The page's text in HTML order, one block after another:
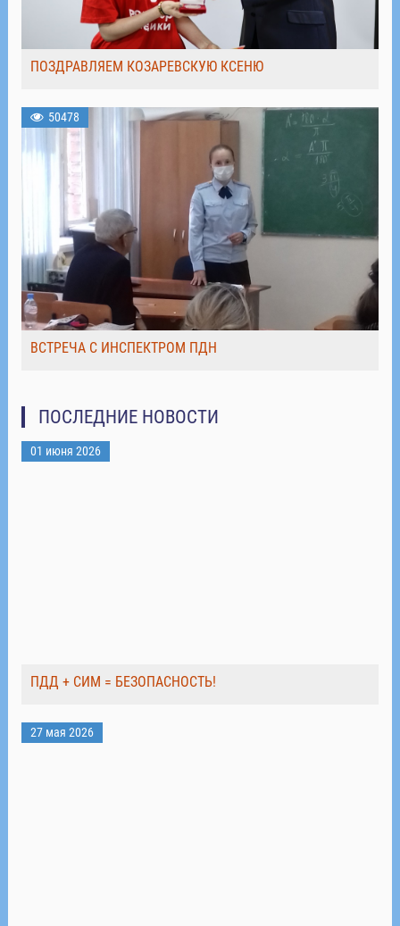
ПОЗДРАВЛЯЕМ КОЗАРЕВСКУЮ КСЕНЮ
50478
ВСТРЕЧА С ИНСПЕКТРОМ ПДН
ПОСЛЕДНИЕ НОВОСТИ
01 июня 2026
ПДД + СИМ = БЕЗОПАСНОСТЬ!
27 мая 2026